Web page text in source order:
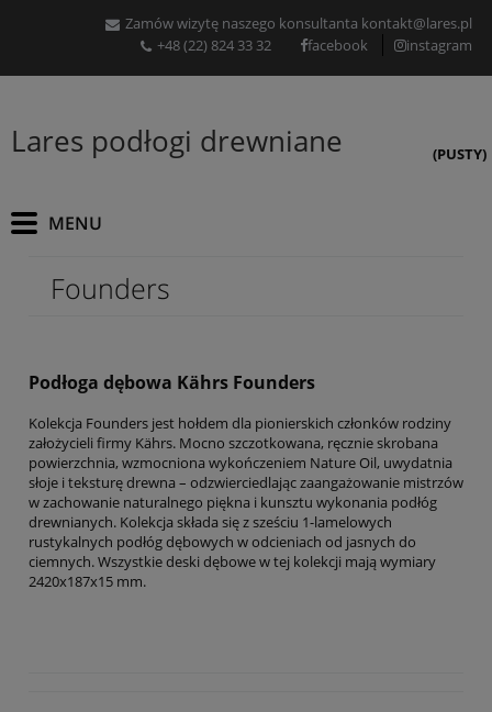
Zamów wizytę naszego konsultanta kontakt@lares.pl
+48 (22) 824 33 32
facebook instagram
Lares podłogi drewniane (PUSTY)
Founders
Podłoga dębowa Kährs Founders
Kolekcja Founders jest hołdem dla pionierskich członków rodziny
założycieli firmy Kährs. Mocno szczotkowana, ręcznie skrobana
powierzchnia, wzmocniona wykończeniem Nature Oil, uwydatnia
słoje i teksturę drewna – odzwierciedlając zaangażowanie mistrzów
w zachowanie naturalnego piękna i kunsztu wykonania podłóg
drewnianych. Kolekcja składa się z sześciu 1-lamelowych
rustykalnych podłóg dębowych w odcieniach od jasnych do
ciemnych. Wszystkie deski dębowe w tej kolekcji mają wymiary
2420x187x15 mm.